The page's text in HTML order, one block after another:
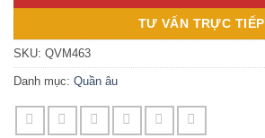
TƯ VẤN TRỰC TIẾP
SKU: QVM463
Danh mục: Quần âu